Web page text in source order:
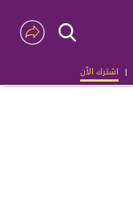
| اشترك الآن